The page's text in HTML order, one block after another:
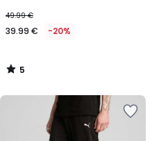
49.99 €
39.99 € -20%
5
/